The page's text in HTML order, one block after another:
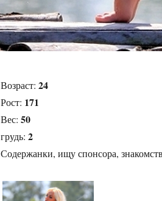
Возраст: 24
Рост: 171
Вес: 50
грудь: 2
Содержанки, ищу спонсора,